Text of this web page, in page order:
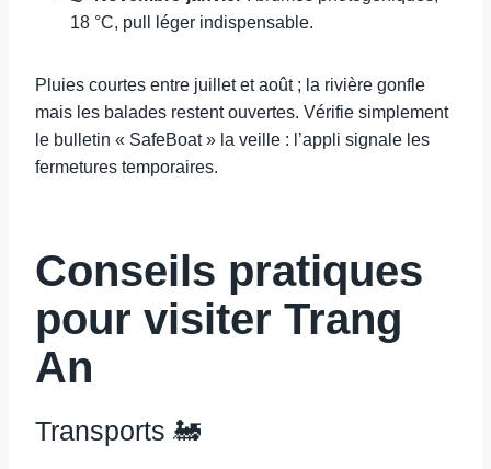
18 °C, pull léger indispensable.
Pluies courtes entre juillet et août ; la rivière gonfle
mais les balades restent ouvertes. Vérifie simplement
le bulletin « SafeBoat » la veille : l’appli signale les
fermetures temporaires.
Conseils pratiques
pour visiter Trang
An
Transports 🚂